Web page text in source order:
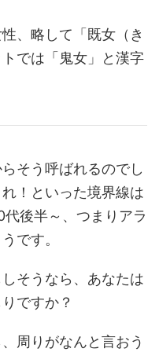
、略して「既女（き
では「鬼女」と漢字
そう呼ばれるのでし
！といった境界線は
後半～、つまりアラ
です。
そうなら、あなたは
ですか？
周りがなんと言おう